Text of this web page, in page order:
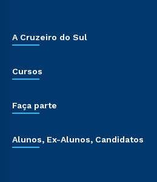
A Cruzeiro do Sul
Cursos
Faça parte
Alunos, Ex-Alunos, Candidatos